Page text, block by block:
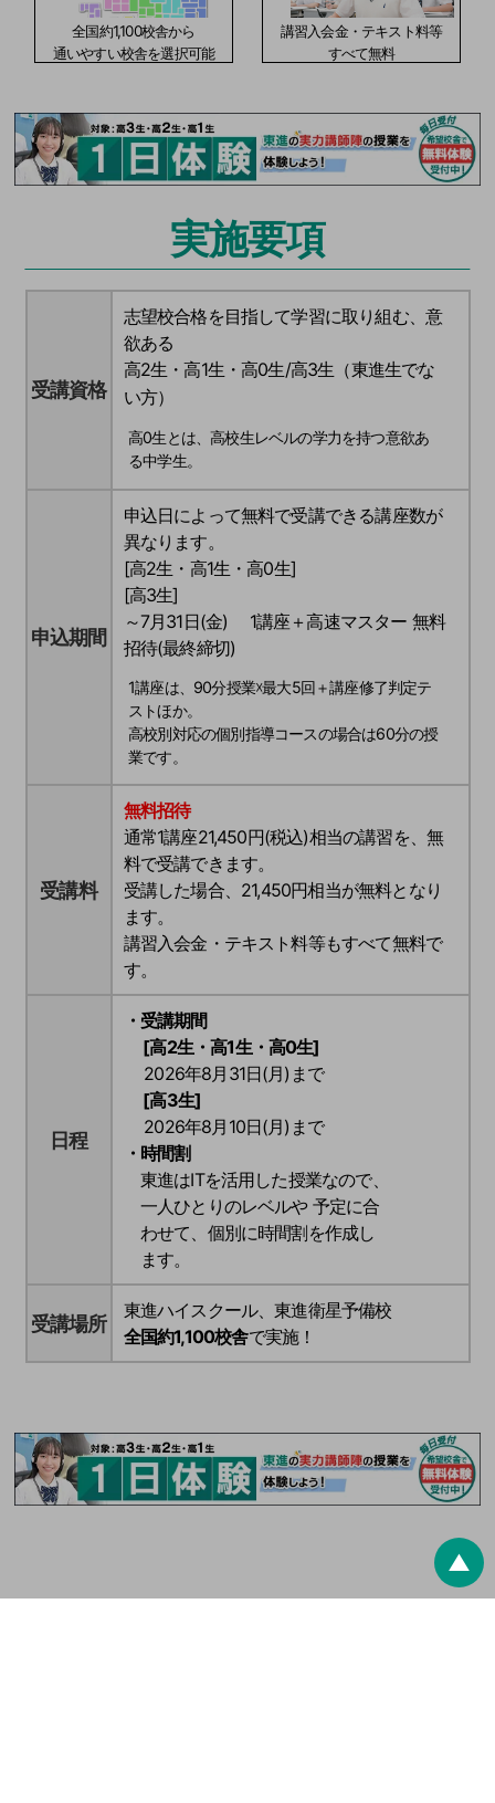
▲
全国約1,100校舎から
通いやすい校舎を選択可能
講習入会金・テキスト料等
すべて無料
実施要項
受講資格
志望校合格を目指して学習に取り組む、意
欲ある
高2生・高1生・高0生/高3生（東進生でな
い方）
高0生とは、高校生レベルの学力を持つ意欲あ
る中学生。
申込期間
申込日によって無料で受講できる講座数が
異なります。
[高2生・高1生・高0生]
[高3生]
～7月31日(金) 1講座＋高速マスター 無料
招待(最終締切)
1講座は、90分授業☓最大5回＋講座修了判定テ
ストほか。
高校別対応の個別指導コースの場合は60分の授
業です。
受講料
無料招待
通常1講座21,450円(税込)相当の講習を、無
料で受講できます。
受講した場合、 21,450円相当が無料となり
ます。
講習入会金・テキスト料等もすべて無料で
す。
日程
・受講期間
[高2生・高1生・高0生]
2026年8月31日(月)まで
[高3生]
2026年8月10日(月)まで
・時間割
東進はITを活用した授業なので、
一人ひとりのレベルや 予定に合
わせて、個別に時間割を作成し
ます。
受講場所
東進ハイスクール、東進衛星予備校
全国約1,100校舎で実施！